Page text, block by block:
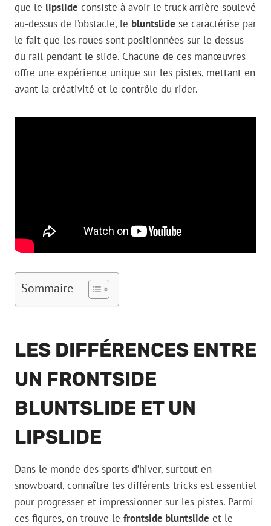
que le lipslide consiste à avoir le truck arrière soulevé
au-dessus de l’obstacle, le bluntslide se caractérise par
le fait que les roues sont positionnées sur le dessus
du rail pendant le slide. Chacune de ces manœuvres
offre une expérience unique sur les pistes, mettant en
avant la créativité et le contrôle du rider.
Sommaire
LES DIFFÉRENCES ENTRE
UN FRONTSIDE
BLUNTSLIDE ET UN
LIPSLIDE
Dans le monde des sports d’hiver, surtout en
snowboard, connaître les différents tricks est essentiel
pour progresser et impressionner sur les pistes. Parmi
ces figures, on trouve le frontside bluntslide et le